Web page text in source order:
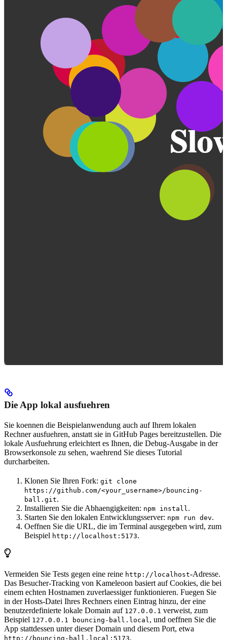
Die App lokal ausfuehren
Sie koennen die Beispielanwendung auch auf Ihrem lokalen
Rechner ausfuehren, anstatt sie in GitHub Pages bereitzustellen. Die
lokale Ausfuehrung erleichtert es Ihnen, die Debug-Ausgabe in der
Browserkonsole zu sehen, waehrend Sie dieses Tutorial
durcharbeiten.
Klonen Sie Ihren Fork: git clone
https://github.com/<your_username>/bouncing-
ball.git.
Installieren Sie die Abhaengigkeiten: npm install .
Starten Sie den lokalen Entwicklungsserver: npm run dev.
Oeffnen Sie die URL, die im Terminal ausgegeben wird, zum
Beispiel http://localhost:5173.
Vermeiden Sie Tests gegen eine reine http://localhost-Adresse.
Das Besucher-Tracking von Kameleoon basiert auf Cookies, die bei
einem echten Hostnamen zuverlaessiger funktionieren. Fuegen Sie
in der Hosts-Datei Ihres Rechners einen Eintrag hinzu, der eine
benutzerdefinierte lokale Domain auf 127.0.0.1 verweist, zum
Beispiel 127.0.0.1 bouncing-ball.local , und oeffnen Sie die
App stattdessen unter dieser Domain und diesem Port, etwa
http://bouncing-ball.local:5173.